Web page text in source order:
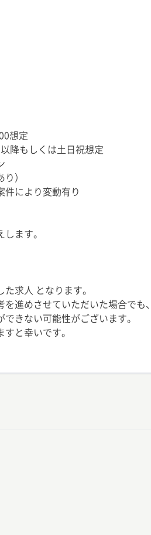
想定
降もしくは土日祝想定
）
件により変動有り
ます。
求人 となります。
進めさせていただいた場合でも、
きない可能性がございます。
と幸いです。